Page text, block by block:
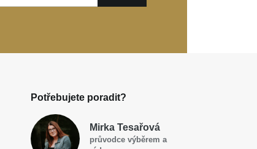
Potřebujete poradit?
Mirka Tesařová
průvodce výběrem a